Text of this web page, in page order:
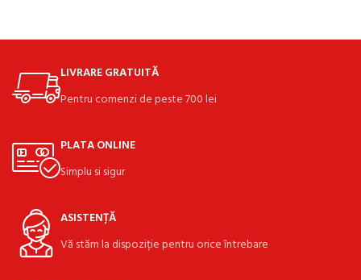
LIVRARE GRATUITĂ
Pentru comenzi de peste 700 lei
PLATA ONLINE
Simplu si sigur
ASISTENȚĂ
Vă stăm la dispoziție pentru orice întrebare